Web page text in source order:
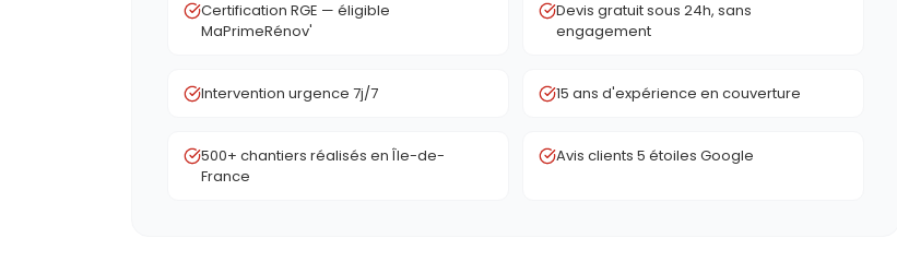
Certification RGE — éligible
MaPrimeRénov'
Devis gratuit sous 24h, sans
engagement
Intervention urgence 7j/7 15 ans d'expérience en couverture
500+ chantiers réalisés en Île-de-
France
Avis clients 5 étoiles Google